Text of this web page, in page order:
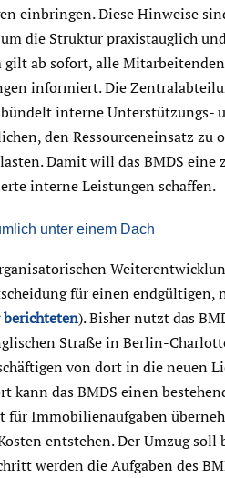
einbringen. Diese Hinweise
die Struktur praxistauglich
gilt ab sofort, alle
informiert. Die
bündelt interne Unterstützungs-
den Ressourceneinsatz zu
Damit will das BMDS
interne Leistungen schaffen.
unter einem Dach
für einen
). Bisher nutzt das
Straße in Berlin-
von dort in die neuen
kann das BMDS einen
für Immobilienaufgaben
entstehen. Der Umzug soll
werden die Aufgaben des